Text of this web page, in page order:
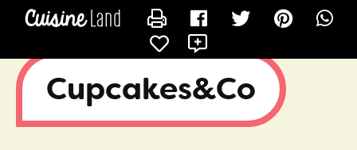
Cupcakes&Co
CONTACTER CUPCAKES&CO